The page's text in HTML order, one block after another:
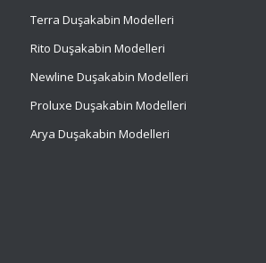
Terra Duşakabin Modelleri
Rito Duşakabin Modelleri
Newline Duşakabin Modelleri
Proluxe Duşakabin Modelleri
Arya Duşakabin Modelleri